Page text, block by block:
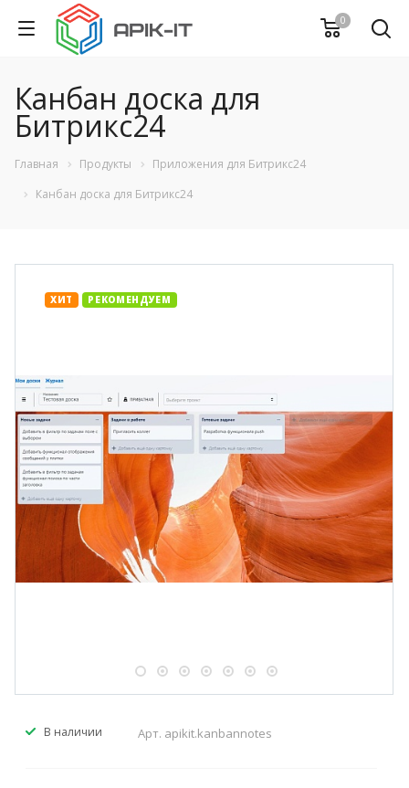
0
Канбан доска для
Битрикс24
Главная Продукты
Приложения для Битрикс24
Канбан доска для Битрикс24
ХИТ РЕКОМЕНДУЕМ
В наличии Арт. apikit.kanbannotes